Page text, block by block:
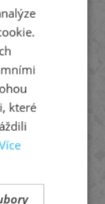
.
ENGLISH
které